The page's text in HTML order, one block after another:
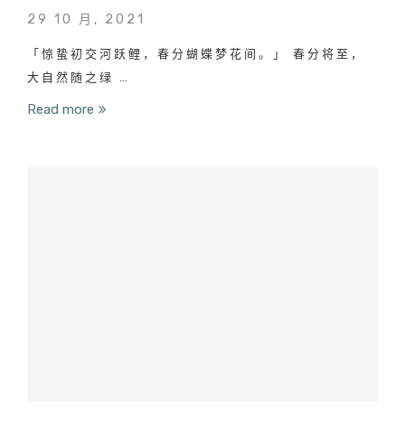
29 10 月, 2021
「惊蛰初交河跃鲤，春分蝴蝶梦花间。」 春分将至，
大自然随之绿 …
Read more